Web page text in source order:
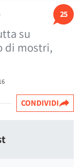
25
su
di mostri,
CONDIVIDI